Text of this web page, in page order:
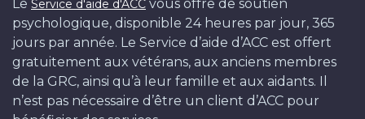
Le Service d'aide d'ACC vous offre de soutien
psychologique, disponible 24 heures par jour, 365
jours par année. Le Service d’aide d’ACC est offert
gratuitement aux vétérans, aux anciens membres
de la GRC, ainsi qu’à leur famille et aux aidants. Il
n’est pas nécessaire d’être un client d’ACC pour